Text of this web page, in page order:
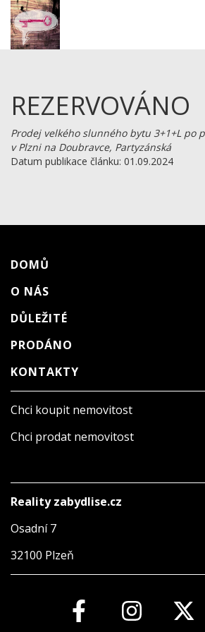
REZERVOVÁNO
Prodej velkého slunného bytu 3+1+L po
v Plzni na Doubravce, Partyzánská
Datum publikace článku: 01.09.2024
DOMŮ
O NÁS
DŮLEŽITÉ
PRODÁNO
KONTAKTY
Chci koupit nemovitost
Chci prodat nemovitost
Reality zabydlise.cz
Osadní 7
32100 Plzeň